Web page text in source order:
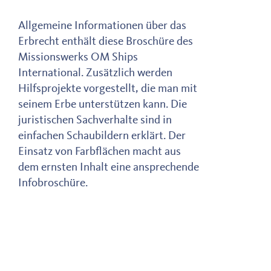
Allgemeine Informationen über das
Erbrecht enthält diese Broschüre des
Missionswerks OM Ships
International. Zusätzlich werden
Hilfsprojekte vorgestellt, die man mit
seinem Erbe unterstützen kann. Die
juristischen Sachverhalte sind in
einfachen Schaubildern erklärt. Der
Einsatz von Farbflächen macht aus
dem ernsten Inhalt eine ansprechende
Infobroschüre.